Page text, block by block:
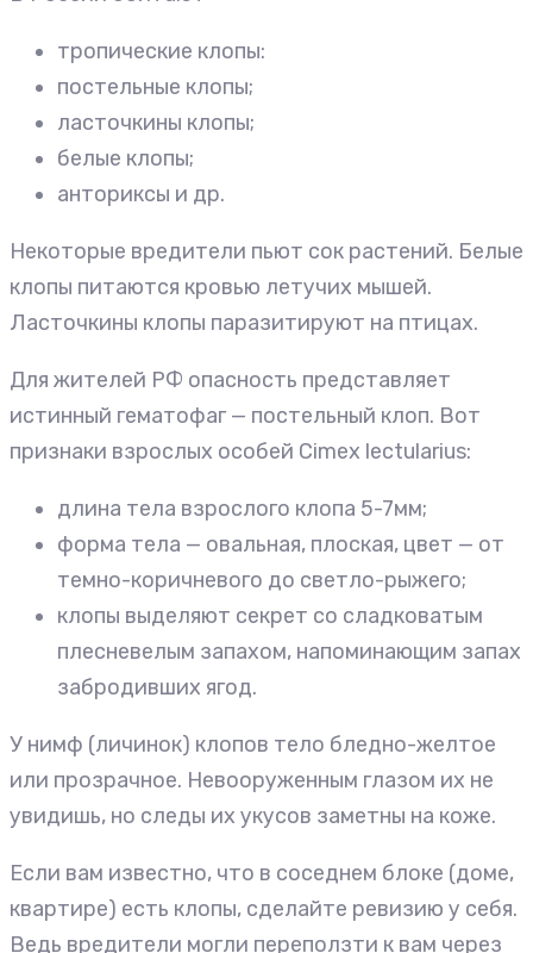
тропические клопы:
постельные клопы;
ласточкины клопы;
белые клопы;
анториксы и др.
Некоторые вредители пьют сок растений. Белые
клопы питаются кровью летучих мышей.
Ласточкины клопы паразитируют на птицах.
Для жителей РФ опасность представляет
истинный гематофаг — постельный клоп. Вот
признаки взрослых особей Cimex lectularius:
длина тела взрослого клопа 5-7мм;
форма тела — овальная, плоская, цвет — от
темно-коричневого до светло-рыжего;
клопы выделяют секрет со сладковатым
плесневелым запахом, напоминающим запах
забродивших ягод.
У нимф (личинок) клопов тело бледно-желтое
или прозрачное. Невооруженным глазом их не
увидишь, но следы их укусов заметны на коже.
Если вам известно, что в соседнем блоке (доме,
квартире) есть клопы, сделайте ревизию у себя.
Ведь вредители могли переползти к вам через